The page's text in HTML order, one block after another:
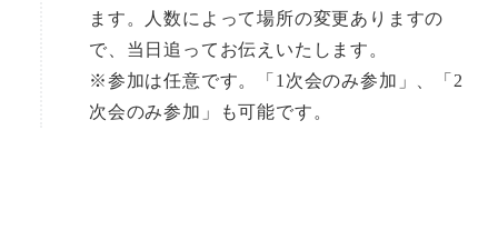
ます。人数によって場所の変更ありますの
で、当日追ってお伝えいたします。
※参加は任意です。「1次会のみ参加」、「2
次会のみ参加」も可能です。